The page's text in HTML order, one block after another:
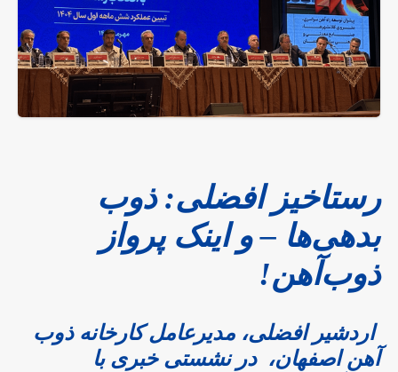
رستاخیز افضلی: ذوب
بدهی‌ها – و اینک پرواز
ذوب‌آهن!
اردشیر افضلی، مدیرعامل کارخانه ذوب
آهن اصفهان، در نشستی خبری با